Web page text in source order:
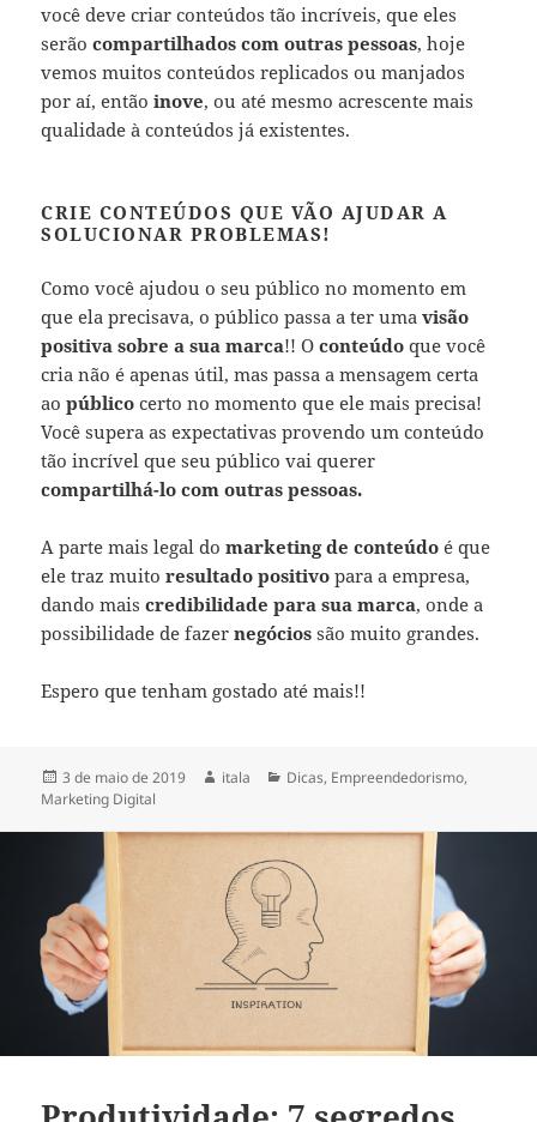
você deve criar conteúdos tão incríveis, que eles
serãocompartilhados com outras pessoas, hoje
vemos muitos conteúdos replicados ou manjados
por aí, então inove, ou até mesmo acrescente mais
qualidade à conteúdos já existentes.
CRIE CONTEÚDOS QUE VÃO AJUDAR A
SOLUCIONAR PROBLEMAS!
Como você ajudou o seu público no momento em
que ela precisava, o público passa a ter umavisão
positiva sobre a sua marca!!Oconteúdo que você
cria não é apenas útil, mas passa a mensagem certa
aopúblico certo no momento que ele mais precisa!
Você supera as expectativas provendo um conteúdo
tão incrível que seu público vai querer
compartilhá-lo com outras pessoas.
A parte mais legal domarketing de conteúdo é que
ele traz muito resultado positivo para a empresa,
dando mais credibilidade para sua marca, onde a
possibilidade de fazernegócios são muito grandes.
Espero que tenham gostado até mais!!
3 de maio de 2019 itala Dicas, Empreendedorismo,
Marketing Digital